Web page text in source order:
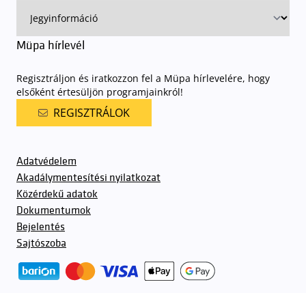
rendjének részletes leírásaelérhető itt.
Müpa hírlevél
Regisztráljon és iratkozzon fel a Müpa hírlevelére, hogy
elsőként értesüljön programjainkról!
REGISZTRÁLOK
Adatvédelem
Akadálymentesítési nyilatkozat
Közérdekű adatok
Dokumentumok
Bejelentés
Sajtószoba